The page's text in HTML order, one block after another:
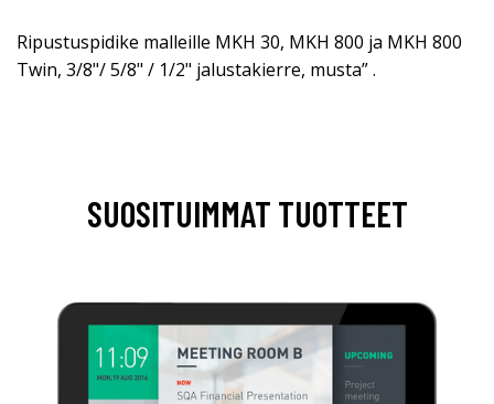
Ripustuspidike malleille MKH 30, MKH 800 ja MKH 800
Twin, 3/8"/ 5/8" / 1/2" jalustakierre, musta” .
SUOSITUIMMAT TUOTTEET